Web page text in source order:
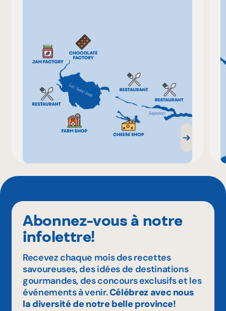
Abonnez-vous à notre
infolettre!
Recevez chaque mois des recettes
savoureuses, des idées de destinations
gourmandes, des concours exclusifs et les
événements à venir.Célébrez avec nous
la diversité de notre belle province!